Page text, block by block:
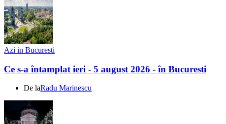
Azi in Bucuresti
Ce s-a întamplat ieri - 5 august 2026 - în Bucuresti
De laRadu Marinescu